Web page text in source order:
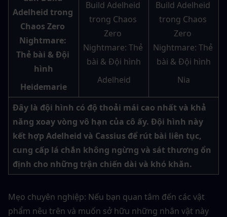
Heidemarie
Adelheid Nia
Đây là đội hình có độ thoải mái cao nhất và khả
năng xoay vòng vô hạn của cô ấy. Đội hình này
kết hợp Adelheid và Cassius để rút bài liên tục,
cung cấp lá chắn không ngừng và sát thương ổn
định cho những trận chiến dài và khó khăn.
Mẹo chuyên nghiệp: Nếu bạn quan tâm đến các vật
phẩm nêu trên và muốn sở hữu những nhân vật này